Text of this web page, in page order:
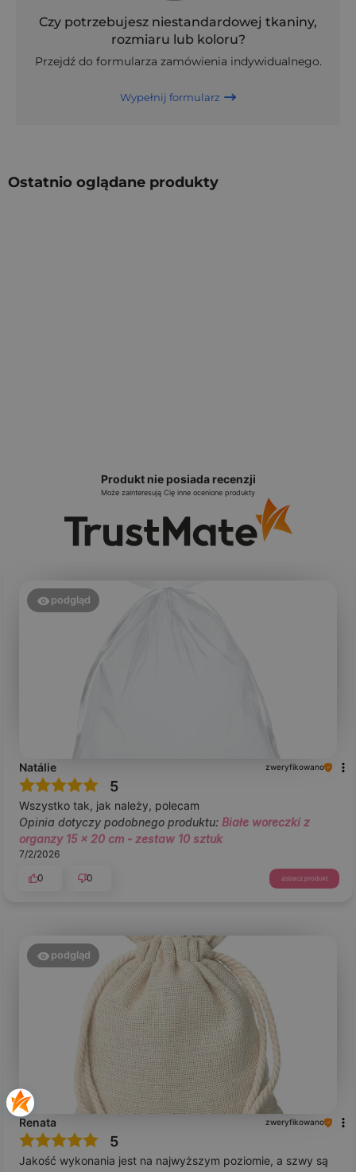
Czy potrzebujesz niestandardowej tkaniny,
rozmiaru lub koloru?
Przejdź do formularza zamówienia indywidualnego.
Wypełnij formularz
Ostatnio oglądane produkty
Produkt nie posiada recenzji
Może zainteresują Cię inne ocenione produkty
podgląd
Natálie zweryfikowano
5
Wszystko tak, jak należy, polecam
Opinia dotyczy podobnego produktu: Białe woreczki z
organzy 15 x 20 cm - zestaw 10 sztuk
7/2/2026
0
0 zobacz produkt
podgląd
Renata zweryfikowano
5
Jakość wykonania jest na najwyższym poziomie, a szwy są